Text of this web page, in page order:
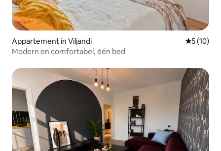
Appartement in Viljandi
5 (10)
Modern en comfortabel, één bed